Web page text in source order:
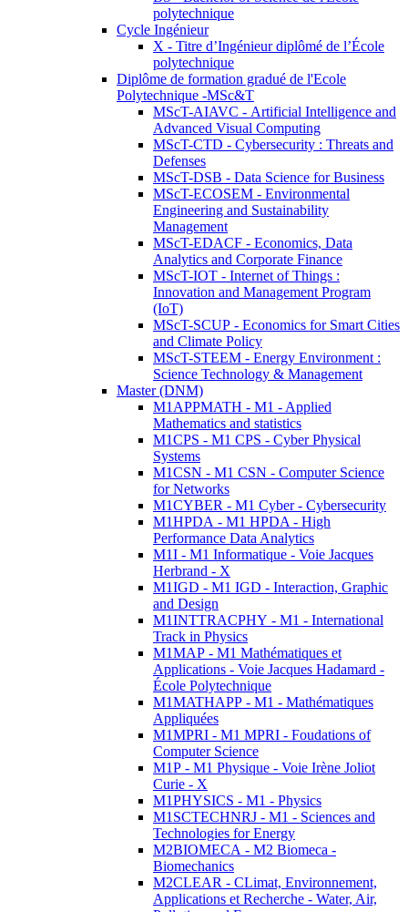
polytechnique
Cycle Ingénieur
X - Titre d’Ingénieur diplômé de l’École
polytechnique
Diplôme de formation gradué de l'Ecole
Polytechnique -MSc&T
MScT-AIAVC - Artificial Intelligence and
Advanced Visual Computing
MScT-CTD - Cybersecurity : Threats and
Defenses
MScT-DSB - Data Science for Business
MScT-ECOSEM - Environmental
Engineering and Sustainability
Management
MScT-EDACF - Economics, Data
Analytics and Corporate Finance
MScT-IOT - Internet of Things :
Innovation and Management Program
(IoT)
MScT-SCUP - Economics for Smart Cities
and Climate Policy
MScT-STEEM - Energy Environment :
Science Technology & Management
Master (DNM)
M1APPMATH - M1 - Applied
Mathematics and statistics
M1CPS - M1 CPS - Cyber Physical
Systems
M1CSN - M1 CSN - Computer Science
for Networks
M1CYBER - M1 Cyber - Cybersecurity
M1HPDA - M1 HPDA - High
Performance Data Analytics
M1I - M1 Informatique - Voie Jacques
Herbrand - X
M1IGD - M1 IGD - Interaction, Graphic
and Design
M1INTTRACPHY - M1 - International
Track in Physics
M1MAP - M1 Mathématiques et
Applications - Voie Jacques Hadamard -
École Polytechnique
M1MATHAPP - M1 - Mathématiques
Appliquées
M1MPRI - M1 MPRI - Foudations of
Computer Science
M1P - M1 Physique - Voie Irène Joliot
Curie - X
M1PHYSICS - M1 - Physics
M1SCTECHNRJ - M1 - Sciences and
Technologies for Energy
M2BIOMECA - M2 Biomeca -
Biomechanics
M2CLEAR - CLimat, Environnement,
Applications et Recherche - Water, Air,